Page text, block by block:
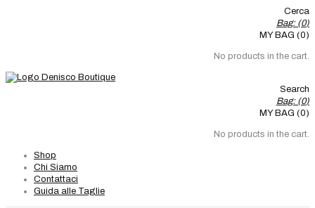
Cerca
Bag: (0)
MY BAG (0)
No products in the cart.
Search
Bag: (0)
MY BAG (0)
No products in the cart.
Shop
Chi Siamo
Contattaci
Guida alle Taglie